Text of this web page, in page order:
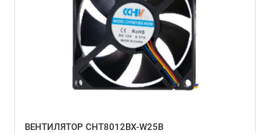
ВЕНТИЛЯТОР CHT8012BX-W25B